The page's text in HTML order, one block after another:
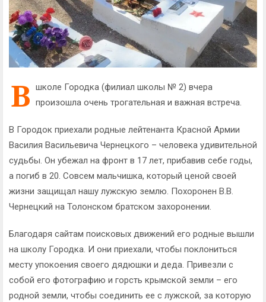
В школе Городка (филиал школы № 2) вчера
произошла очень трогательная и важная встреча.
В Городок приехали родные лейтенанта Красной Армии
Василия Васильевича Чернецкого – человека удивительной
судьбы. Он убежал на фронт в 17 лет, прибавив себе годы,
а погиб в 20. Совсем мальчишка, который ценой своей
жизни защищал нашу лужскую землю. Похоронен В.В.
Чернецкий на Толонском братском захоронении.
Благодаря сайтам поисковых движений его родные вышли
на школу Городка. И они приехали, чтобы поклониться
месту упокоения своего дядюшки и деда. Привезли с
собой его фотографию и горсть крымской земли – его
родной земли, чтобы соединить ее с лужской, за которую